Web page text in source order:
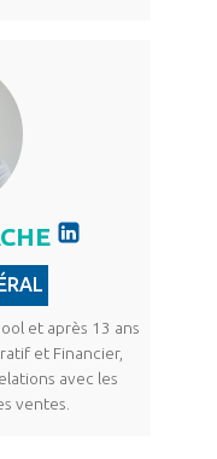
et après 13 ans
et Financier,
avec les
ventes.